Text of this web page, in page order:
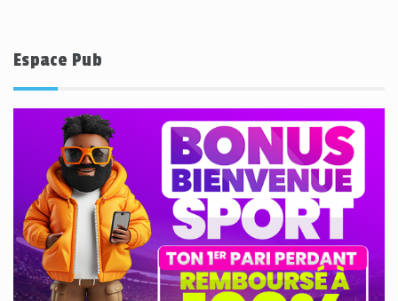
Espace Pub